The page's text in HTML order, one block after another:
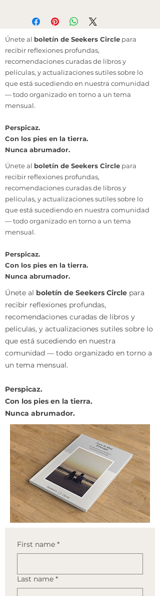
Únete al boletín de Seekers Circle para
recibir reflexiones profundas,
recomendaciones curadas de libros y
películas, y actualizaciones sutiles sobre lo
que está sucediendo en nuestra comunidad
— todo organizado en torno a un tema
mensual.
Perspicaz.
Con los pies en la tierra.
Nunca abrumador.
Únete al boletín de Seekers Circle para
recibir reflexiones profundas,
recomendaciones curadas de libros y
películas, y actualizaciones sutiles sobre lo
que está sucediendo en nuestra comunidad
— todo organizado en torno a un tema
mensual.
Perspicaz.
Con los pies en la tierra.
Nunca abrumador.
Únete al boletín de Seekers Circle para
recibir reflexiones profundas,
recomendaciones curadas de libros y
películas, y actualizaciones sutiles sobre lo
que está sucediendo en nuestra
comunidad — todo organizado en torno a
un tema mensual.
Perspicaz.
Con los pies en la tierra.
Nunca abrumador.
First name *
Last name *